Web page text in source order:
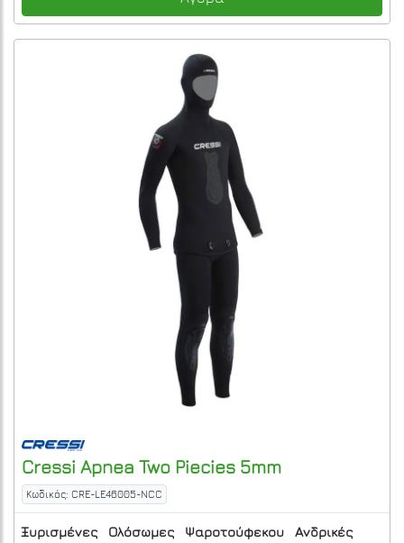
Cressi Apnea Two Piecies 5mm
Κωδικός: CRE-LE46005-NCC
Ξυρισμένες Ολόσωμες Ψαροτούφεκου
Ανδρικές